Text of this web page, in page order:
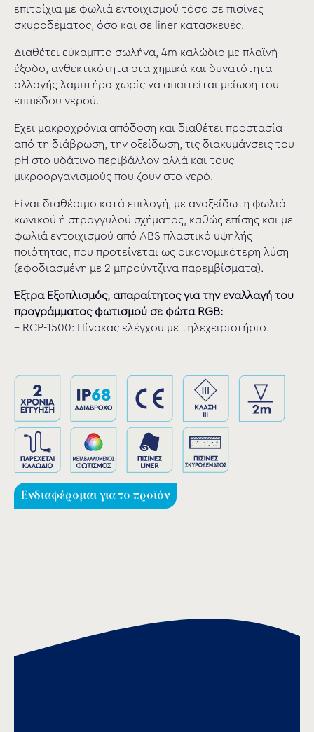
επιτοίχια με φωλιά εντοιχισμού τόσο σε πισίνες
σκυροδέματος, όσο και σε liner κατασκευές.
Διαθέτει εύκαμπτο σωλήνα, 4m καλώδιο με πλαϊνή
έξοδο, ανθεκτικότητα στα χημικά και δυνατότητα
αλλαγής λαμπτήρα χωρίς να απαιτείται μείωση του
επιπέδου νερού.
Έχει μακροχρόνια απόδοση και διαθέτει προστασία
από τη διάβρωση, την οξείδωση, τις διακυμάνσεις του
pH στο υδάτινο περιβάλλον αλλά και τους
μικροοργανισμούς που ζουν στο νερό.
Είναι διαθέσιμο κατά επιλογή, με ανοξείδωτη φωλιά
κωνικού ή στρογγυλού σχήματος, καθώς επίσης και με
φωλιά εντοιχισμού από ABS πλαστικό υψηλής
ποιότητας, που προτείνεται ως οικονομικότερη λύση
(εφοδιασμένη με 2 μπρούντζινα παρεμβίσματα).
Έξτρα Εξοπλισμός, απαραίτητος για την εναλλαγή του
προγράμματος φωτισμού σε φώτα RGB:
– RCP-1500: Πίνακας ελέγχου με τηλεχειριστήριο.
Ενδιαφέρομαι για το προϊόν